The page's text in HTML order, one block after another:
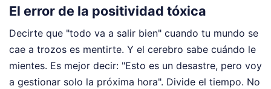
El error de la positividad tóxica
Decirte que "todo va a salir bien" cuando tu mundo se
cae a trozos es mentirte. Y el cerebro sabe cuándo le
mientes. Es mejor decir: "Esto es un desastre, pero voy
a gestionar solo la próxima hora". Divide el tiempo. No